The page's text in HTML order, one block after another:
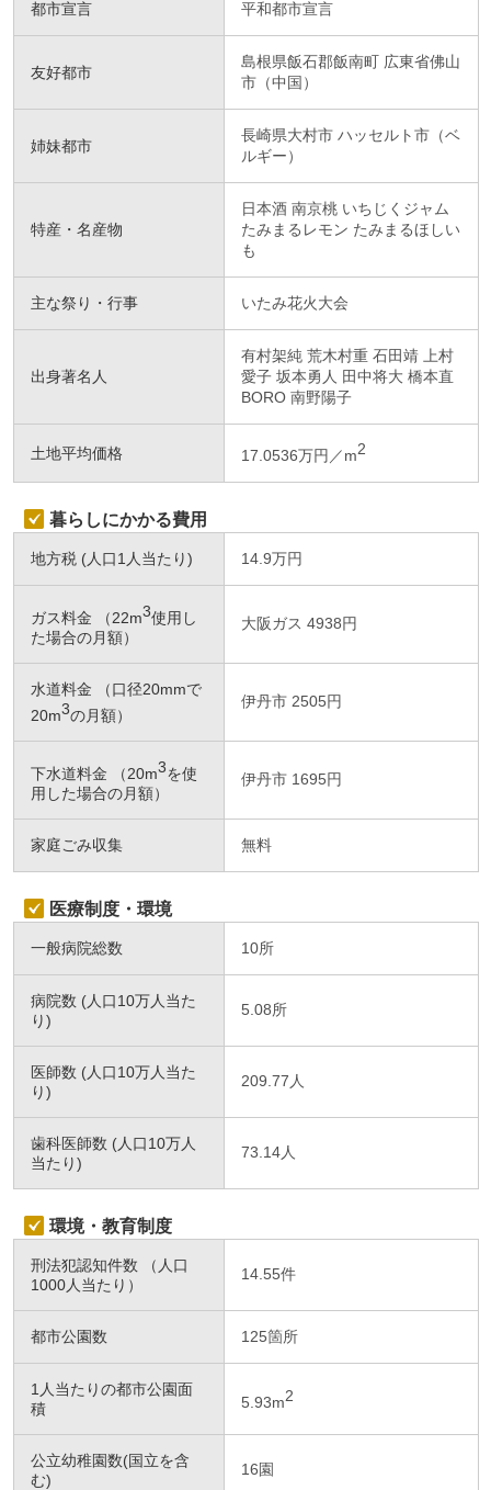
都市宣言 平和都市宣言
友好都市
島根県飯石郡飯南町 広東省佛山
市（中国）
姉妹都市
長崎県大村市 ハッセルト市（ベ
ルギー）
特産・名産物
日本酒 南京桃 いちじくジャム
たみまるレモン たみまるほしい
も
主な祭り・行事 いたみ花火大会
出身著名人
有村架純 荒木村重 石田靖 上村
愛子 坂本勇人 田中将大 橋本直
BORO 南野陽子
土地平均価格 17.0536万円／m2
暮らしにかかる費用
地方税 (人口1人当たり) 14.9万円
ガス料金 （22m3使用し
た場合の月額）
大阪ガス 4938円
水道料金 （口径20mmで
20m3の月額）
伊丹市 2505円
下水道料金 （20m3を使
用した場合の月額）
伊丹市 1695円
家庭ごみ収集 無料
医療制度・環境
一般病院総数 10所
病院数 (人口10万人当た
り)
5.08所
医師数 (人口10万人当た
り)
209.77人
歯科医師数 (人口10万人
当たり)
73.14人
環境・教育制度
刑法犯認知件数 （人口
1000人当たり）
14.55件
都市公園数 125箇所
1人当たりの都市公園面
積
5.93m2
公立幼稚園数(国立を含
む)
16園